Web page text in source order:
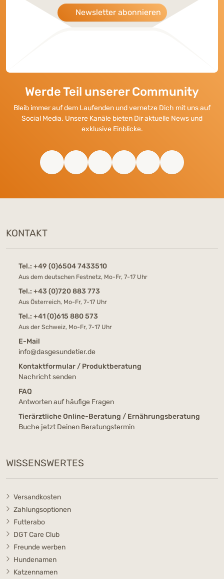
Newsletter abonnieren
Werde Teil unserer Community
Bleib immer auf dem Laufenden und vernetze Dich mit uns auf
Social Media. Unsere Kanäle bieten Dir aktuelle News und
exklusive Einblicke.
KONTAKT
Tel.: +49 (0)6504 7433510
Aus dem deutschen Festnetz, Mo-Fr, 7-17 Uhr
Tel.: +43 (0)720 883 773
Aus Österreich, Mo-Fr, 7-17 Uhr
Tel.: +41 (0)615 880 573
Aus der Schweiz, Mo-Fr, 7-17 Uhr
E-Mail
info@dasgesundetier.de
Kontaktformular / Produktberatung
Nachricht senden
FAQ
Antworten auf häufige Fragen
Tierärztliche Online-Beratung / Ernährungsberatung
Buche jetzt Deinen Beratungstermin
WISSENSWERTES
Versandkosten
Zahlungsoptionen
Futterabo
DGT Care Club
Freunde werben
Hundenamen
Katzennamen